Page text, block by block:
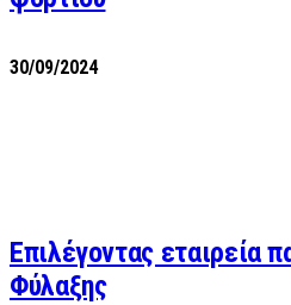
30/09/2024
Επιλέγοντας εταιρεία
Φύλαξης